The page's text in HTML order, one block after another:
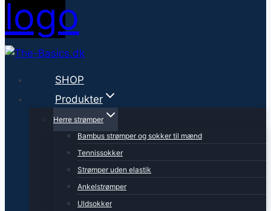
SHOP
Produkter
Herre strømper
Bambus strømper og sokker til mænd
Tennissokker
Strømper uden elastik
Ankelstrømper
Uldsokker